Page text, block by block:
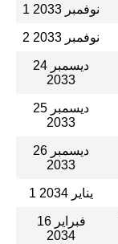
1 نوفمبر 2033
2 نوفمبر 2033
24 ديسمبر
2033
25 ديسمبر
2033
26 ديسمبر
2033
1 يناير 2034
16 فبراير
2034